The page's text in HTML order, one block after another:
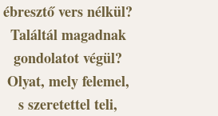
ébresztő vers nélkül?
Találtál magadnak
gondolatot végül?
Olyat, mely felemel,
s szeretettel teli,